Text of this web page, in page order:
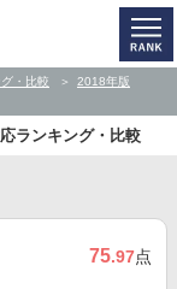
・比較
2018年版
ランキング・比較
75.97点